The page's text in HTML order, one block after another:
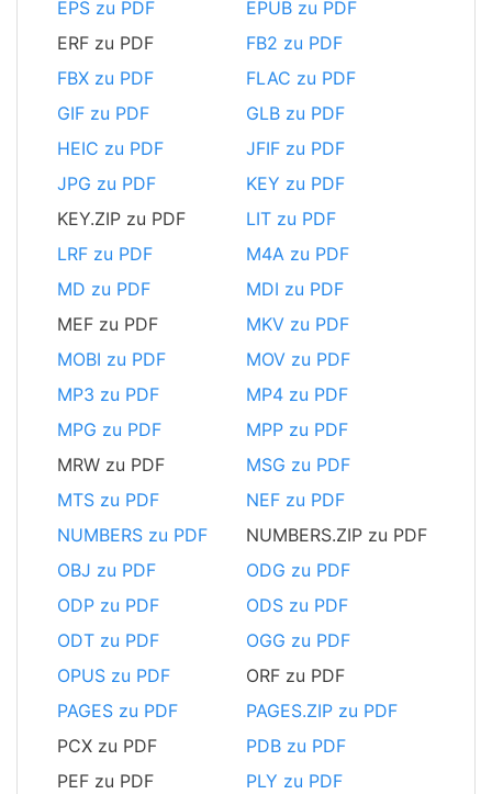
EPS zu PDF
EPUB zu PDF
ERF zu PDF
FB2 zu PDF
FBX zu PDF
FLAC zu PDF
GIF zu PDF
GLB zu PDF
HEIC zu PDF
JFIF zu PDF
JPG zu PDF
KEY zu PDF
KEY.ZIP zu PDF
LIT zu PDF
LRF zu PDF
M4A zu PDF
MD zu PDF
MDI zu PDF
MEF zu PDF
MKV zu PDF
MOBI zu PDF
MOV zu PDF
MP3 zu PDF
MP4 zu PDF
MPG zu PDF
MPP zu PDF
MRW zu PDF
MSG zu PDF
MTS zu PDF
NEF zu PDF
NUMBERS zu PDF
NUMBERS.ZIP zu PDF
OBJ zu PDF
ODG zu PDF
ODP zu PDF
ODS zu PDF
ODT zu PDF
OGG zu PDF
OPUS zu PDF
ORF zu PDF
PAGES zu PDF
PAGES.ZIP zu PDF
PCX zu PDF
PDB zu PDF
PEF zu PDF
PLY zu PDF